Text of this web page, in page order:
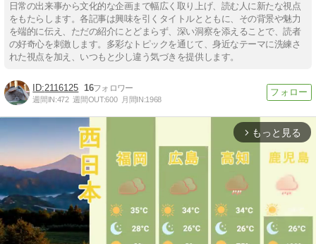
日常の出来事から文化的な企画まで幅広く取り上げ、読む人に新たな視点
をもたらします。各記事は興味を引くタイトルとともに、その背景や魅力
を端的に伝え、ただの紹介にとどまらず、深い洞察を添えることで、読者
の好奇心を刺激します。多彩なトピックを通じて、身近なテーマに洗練さ
れた視点を加え、いつもと少し違う気づきを提供します。
2116125 16
週間IN:472 週間OUT:600 月間IN:1968
arrow_forward_ios もっと見る